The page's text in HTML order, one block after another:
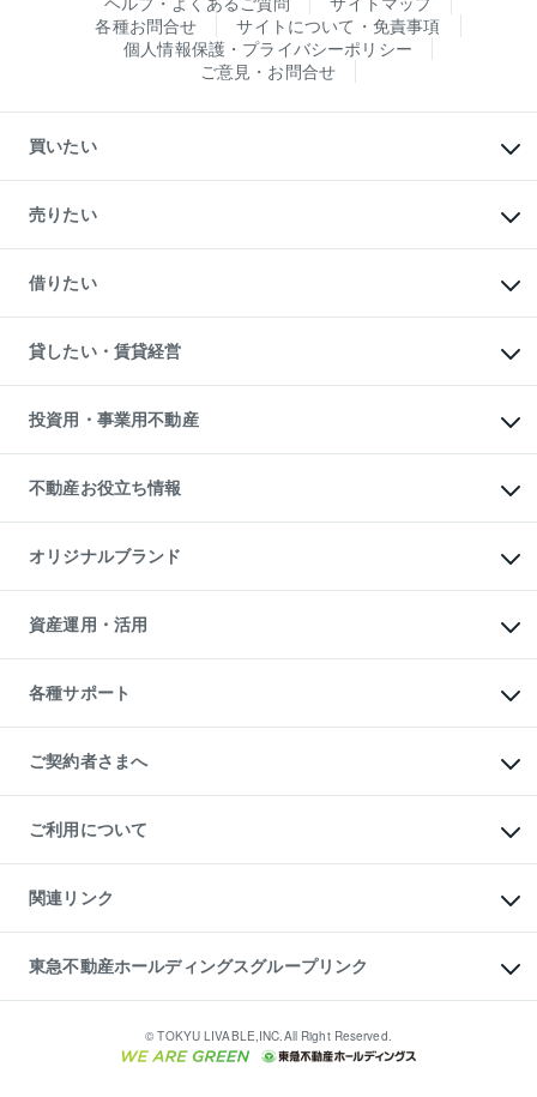
各種お問合せ
サイトについて・免責事項
個人情報保護・プライバシーポリシー
ご意見・お問合せ
買いたい
新築・分譲マンションの購入
中古マンションの購入
一戸建ての購入
中古一戸建ての購入
不動産購入の流れ
注目キーワード物件特集
購入ガイド
English 繁体中文簡体中文
売りたい
一戸建ての売却・査定
土地の売却・査定
スピードAI査定
不動産査定について
不動産売却の流れ
不動産買換えの流れ
売却ガイド
借りたい
オフィス・店舗の賃貸
借りるときの流れ
借りるガイド
貸したい・賃貸経営
マンション賃料データ
賃貸管理プラン
リロケーションについて
貸すガイド
投資用・事業用不動産
事業用不動産
マンション投資
投資用マンション
アパート経営
収益物件
ビル購入（ビル一棟）
投資用不動産の売却査定
事業用不動産の売却査定
不動産お役立ち情報
マンションライブラリー
人気マンションランキング
暮らしに役立つ不動産メディア
不動産相場・不動産価格情報
不動産コラム・ニュース
不動産用語集
不動産なんでもネット相談室
住まいの税金
オリジナルブランド
一棟リノベーションマンション
L`GENTE（ルジェンテ）
区分リノベーションマンション
投資用一棟レジデンスWELL
不動産小口投資
LEGACIA（レガシア）
資産運用・活用
不動産M&A
アセットマネジメント・出資
各種サポート
相続サポート
リフォームサポート
ご契約者さまへ
ご紹介・再契約特典
入居者様専用-各種ご案内（賃貸）
東急こすもす会「こすもすWeb」
ご利用について
金融商品取引について
東急リバブル ソーシャルメディアポリシー
ご意見・お問い合わせ（金融商品取引専用の相談・お問い合わせ窓口）
ダイレクトメール（郵送物）・Eメールなどの送付停止について
関連リンク
これからご結婚される方に東急百貨店のブライダルクラブ
人材サービスのご用命は 東急リバブルスタッフ株式会社まで
東北の逸品を贈ります 東北すぐれものセレクション
東急不動産ホールディングスグループリンク
東急コミュニティー
東急住宅リース
© TOKYU LIVABLE,INC.All Right Reserved.